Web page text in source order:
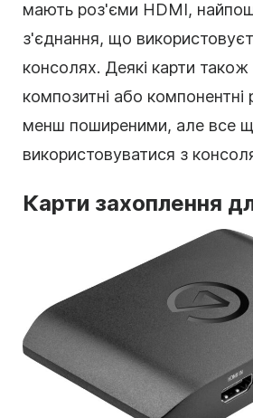
мають роз'єми HDMI,
з'єднання, що
консолях. Деякі карти
композитні або компонентні
менш поширеними, але все
використовуватися з
Карти захоплення